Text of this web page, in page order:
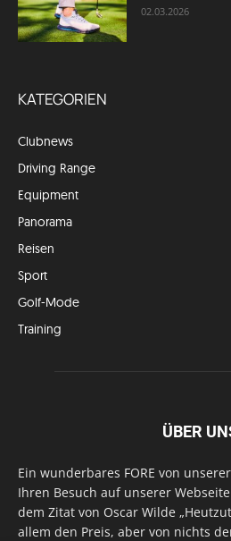
02.03.2026
KATEGORIEN
Clubnews
Driving Range
Equipment
Panorama
Reisen
Sport
Golf-Mode
Training
ÜBER
Ein wunderbares FORE von
Ihren Besuch auf unserer
dem Zitat von Oscar Wilde
allem den Preis, aber von nichts